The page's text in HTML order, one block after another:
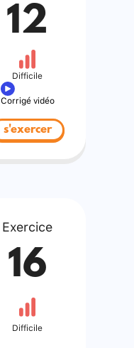
12
Difficile
Corrigé vidéo
s'exercer
Exercice
16
Difficile